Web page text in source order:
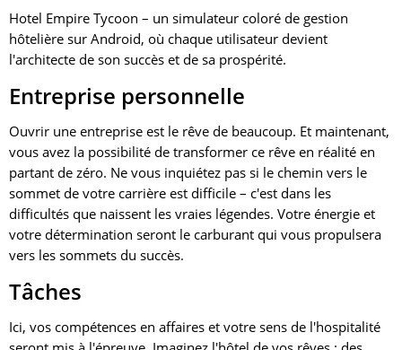
Hotel Empire Tycoon – un simulateur coloré de gestion
hôtelière sur Android, où chaque utilisateur devient
l'architecte de son succès et de sa prospérité.
Entreprise personnelle
Ouvrir une entreprise est le rêve de beaucoup. Et maintenant,
vous avez la possibilité de transformer ce rêve en réalité en
partant de zéro. Ne vous inquiétez pas si le chemin vers le
sommet de votre carrière est difficile – c'est dans les
difficultés que naissent les vraies légendes. Votre énergie et
votre détermination seront le carburant qui vous propulsera
vers les sommets du succès.
Tâches
Ici, vos compétences en affaires et votre sens de l'hospitalité